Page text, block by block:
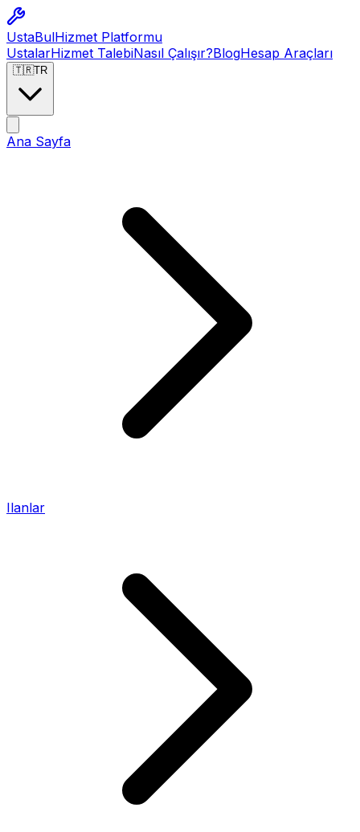
UstaBulHizmet Platformu
UstalarHizmet TalebiNasıl Çalışır?BlogHesap Araçları
🇹🇷TR
Ana Sayfa
Ilanlar